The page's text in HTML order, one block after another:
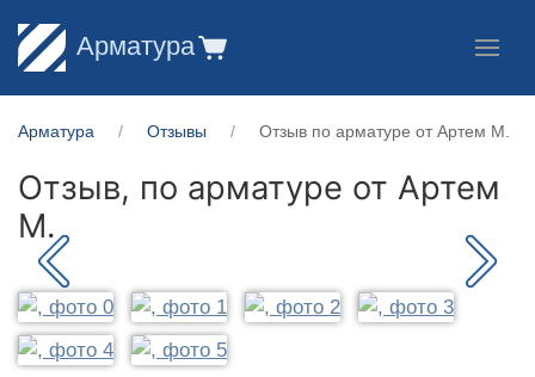
Арматура
Арматура Отзывы Отзыв по арматуре от Артем М.
Отзыв, по арматуре от Артем
М.